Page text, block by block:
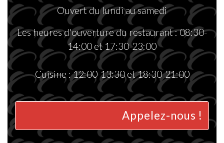
Ouvert du lundi au samedi
Les heures d'ouverture du restaurant : 08:30-
14:00 et 17:30-23:00
Cuisine : 12:00-13:30 et 18:30-21:00
Appelez-nous !